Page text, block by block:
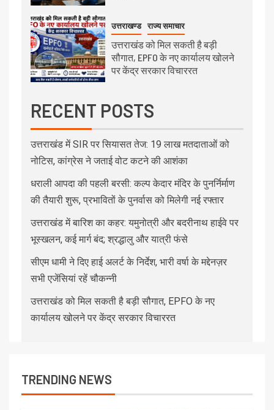
उत्तराखण्ड राज्य समाचार
उत्तराखंड को मिल सकती है बड़ी
सौगात, EPFO के नए कार्यालय खोलने
पर केंद्र सरकार विचाररत
RECENT POSTS
उत्तराखंड में SIR पर सियासत तेज: 19 लाख मतदाताओं को
नोटिस, कांग्रेस ने जताई वोट कटने की आशंका
धराली आपदा की पहली बरसी: कल्प केदार मंदिर के पुनर्निर्माण
की तैयारी शुरू, प्रभावितों के पुनर्वास को मिलेगी नई रफ्तार
उत्तराखंड में बारिश का कहर: यमुनोत्री और बदरीनाथ हाईवे पर
भूस्खलन, कई मार्ग बंद; श्रद्धालु और यात्री फंसे
सीएम धामी ने दिए हाई अलर्ट के निर्देश, भारी वर्षा के मद्देनज़र
सभी एजेंसियां रहें चौकन्नी
उत्तराखंड को मिल सकती है बड़ी सौगात, EPFO के नए
कार्यालय खोलने पर केंद्र सरकार विचाररत
TRENDING NEWS